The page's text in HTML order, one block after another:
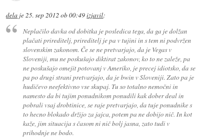
dela je 25. sep 2012 ob 00:49izjavil:
Neplačilo davka od dobitka je posledica tega, da ga je dolžan
plačati prireditelj, prireditelj je pa v tujini in s tem ni podvržen
slovenskim zakonom. Če se ne pretvarjajo, da je Vegas v
Sloveniji, mu ne poskušajo diktirat zakonov, ko to ne zaleže, pa
ne poskušajo omejit potovanj v Ameriko, je precej idiotsko, da se
pa po drugi strani pretvarjajo, da je bwin v Sloveniji. Zato pa je
hudičevo neefektivno vse skupaj. Tu so totalno nemočni in
namesto da bi tujim ponudnikom ponudili kak dober deal in
pobrali vsaj drobtinice, se raje pretvarjajo, da tuje ponudnike s
to hecno blokado držijo za jajca, potem pa ne dobijo nič. In kot
kaže, jim situacija s časom ni nič bolj jasna, zato tudi v
prihodnje ne bodo.